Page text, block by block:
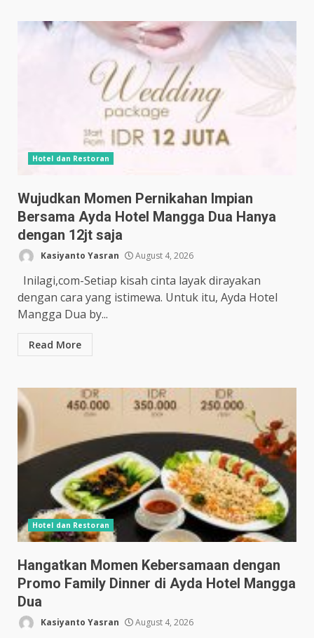
Hotel dan Restoran
Wujudkan Momen Pernikahan Impian
Bersama Ayda Hotel Mangga Dua Hanya
dengan 12jt saja
Kasiyanto Yasran August 4, 2026
Inilagi,com-Setiap kisah cinta layak dirayakan
dengan cara yang istimewa. Untuk itu, Ayda Hotel
Mangga Dua by...
Read More
Hotel dan Restoran
Hangatkan Momen Kebersamaan dengan
Promo Family Dinner di Ayda Hotel Mangga
Dua
Kasiyanto Yasran August 4, 2026